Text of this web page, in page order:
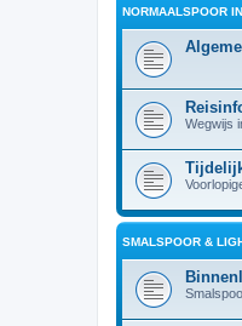
NORMAALSPOOR
Wegwijs
SMALSPOOR &